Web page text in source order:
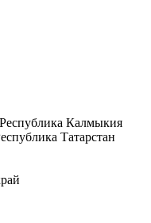
Республика Калмыкия
Татарстан